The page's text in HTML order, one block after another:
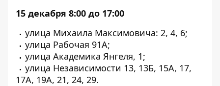
15 декабря 8:00 до 17:00
улица Михаила Максимовича: 2, 4, 6;
улица Рабочая 91А;
улица Академика Янгеля, 1;
улица Независимости 13, 13Б, 15А, 17,
17А, 19А, 21, 24, 29.